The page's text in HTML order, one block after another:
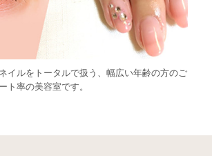
イルをトータルで扱う、幅広い年齢の方のご
ト率の美容室です。